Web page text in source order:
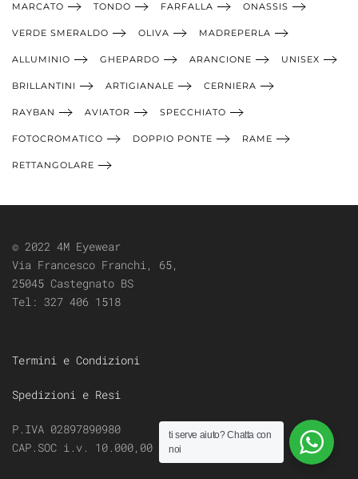
MARCATO TONDO FARFALLA ONASSIS
VERDE SMERALDO OLIVA MADREPERLA
ALLUMINIO GHEPARDO ARANCIONE UNISEX
BRILLANTINI ARTIGIANALE CERNIERA
RAYBAN AVIATOR SPECCHIATO
FOTOCROMATICO DOPPIO PONTE RAME
RETTANGOLARE
© 2022 4M Eyewear
Via Francesco Franchi, 65,
25045 Castegnato BS
Tel: 327 406 1518
Termini e Condizioni
Spedizioni e Resi
P.IVA 02897890980
CAP.SOC i.v. 10.000,00
ti serve aiuto?Chatta con
noi